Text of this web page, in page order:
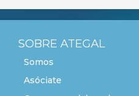
SOBRE ATEGAL
Somos
Asóciate